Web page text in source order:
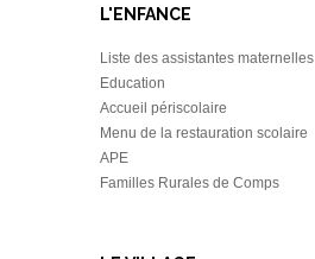
L'ENFANCE
Liste des assistantes maternelles
Education
Accueil périscolaire
Menu de la restauration scolaire
APE
Familles Rurales de Comps